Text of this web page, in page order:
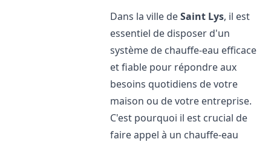
Dans la ville deSaint Lys, il est
essentiel de disposer d'un
système de chauffe-eau efficace
et fiable pour répondre aux
besoins quotidiens de votre
maison ou de votre entreprise.
C'est pourquoi il est crucial de
faire appel à un chauffe-eau